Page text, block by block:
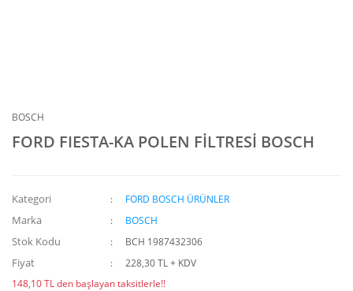
BOSCH
FORD FIESTA-KA POLEN FİLTRESİ BOSCH
Kategori FORD BOSCH ÜRÜNLER
Marka BOSCH
Stok Kodu BCH 1987432306
Fiyat
228,30 TL + KDV
148,10 TL den başlayan taksitlerle!!